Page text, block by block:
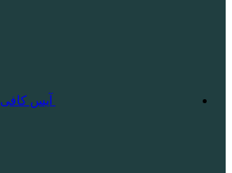
آیس کافی